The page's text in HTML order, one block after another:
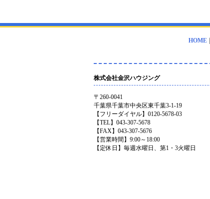
HOME｜
株式会社金沢ハウジング
〒260-0041
千葉県千葉市中央区東千葉3-1-19
【フリーダイヤル】0120-5678-03
【TEL】043-307-5678
【FAX】043-307-5676
【営業時間】9:00～18:00
【定休日】毎週水曜日、第1・3火曜日